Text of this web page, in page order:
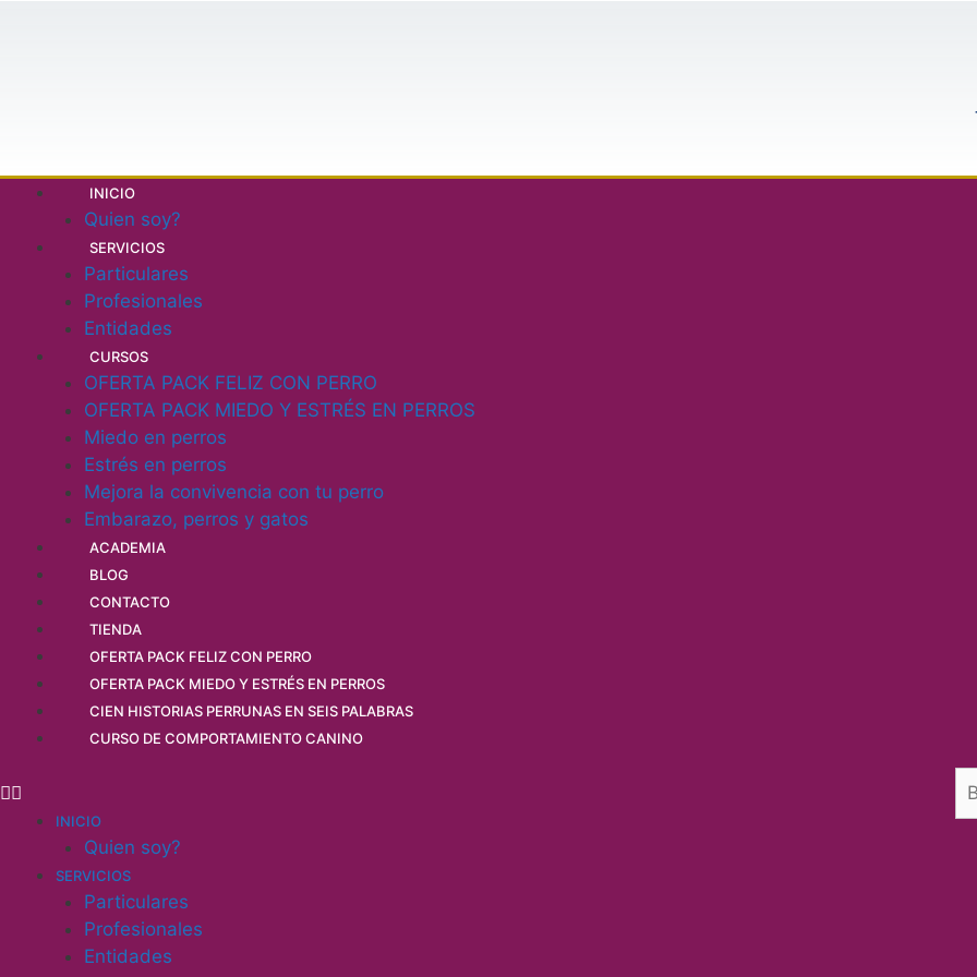
INICIO
Quien soy?
SERVICIOS
Particulares
Profesionales
Entidades
CURSOS
OFERTA PACK FELIZ CON PERRO
OFERTA PACK MIEDO Y ESTRÉS EN PERROS
Miedo en perros
Estrés en perros
Mejora la convivencia con tu perro
Embarazo, perros y gatos
ACADEMIA
BLOG
CONTACTO
TIENDA
OFERTA PACK FELIZ CON PERRO
OFERTA PACK MIEDO Y ESTRÉS EN PERROS
CIEN HISTORIAS PERRUNAS EN SEIS PALABRAS
CURSO DE COMPORTAMIENTO CANINO
INICIO
Quien soy?
SERVICIOS
Particulares
Profesionales
Entidades